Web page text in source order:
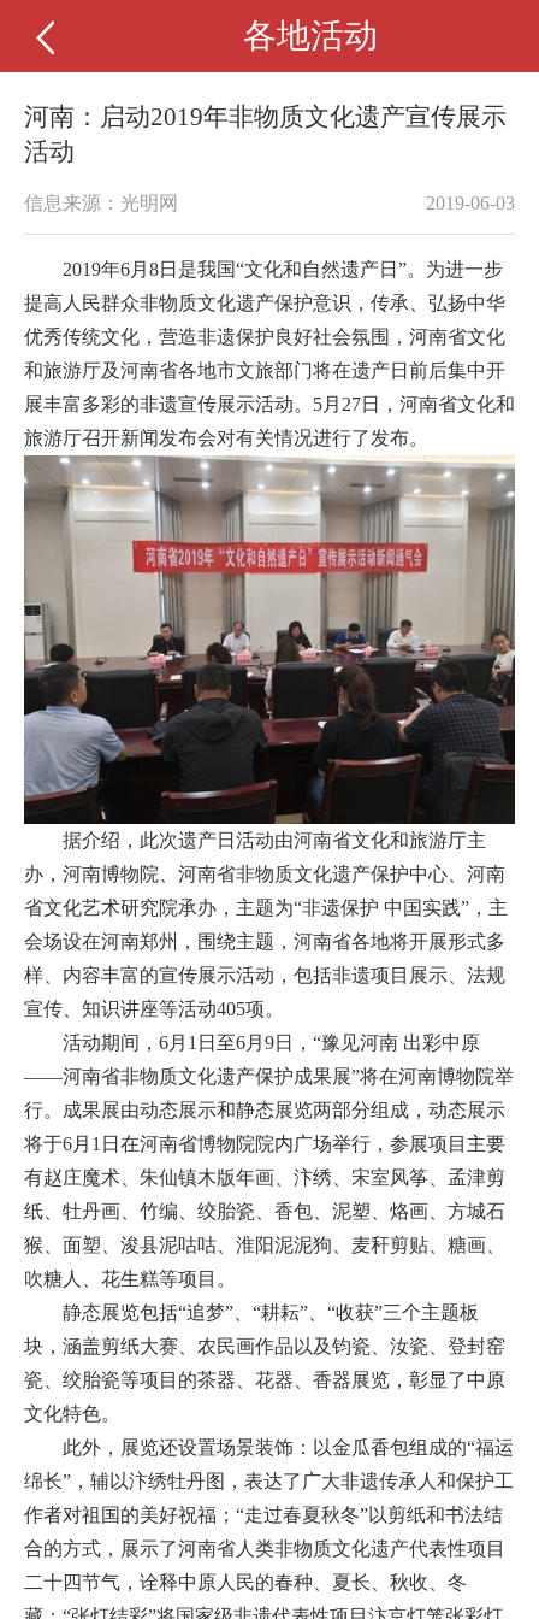
各地活动
河南：启动2019年非物质文化遗产宣传展示
活动
信息来源：光明网 2019-06-03
2019年6月8日是我国“文化和自然遗产日”。为进一步
提高人民群众非物质文化遗产保护意识，传承、弘扬中华
优秀传统文化，营造非遗保护良好社会氛围，河南省文化
和旅游厅及河南省各地市文旅部门将在遗产日前后集中开
展丰富多彩的非遗宣传展示活动。5月27日，河南省文化和
旅游厅召开新闻发布会对有关情况进行了发布。
据介绍，此次遗产日活动由河南省文化和旅游厅主
办，河南博物院、河南省非物质文化遗产保护中心、河南
省文化艺术研究院承办，主题为“非遗保护 中国实践”，主
会场设在河南郑州，围绕主题，河南省各地将开展形式多
样、内容丰富的宣传展示活动，包括非遗项目展示、法规
宣传、知识讲座等活动405项。
活动期间，6月1日至6月9日，“豫见河南 出彩中原
——河南省非物质文化遗产保护成果展”将在河南博物院举
行。成果展由动态展示和静态展览两部分组成，动态展示
将于6月1日在河南省博物院院内广场举行，参展项目主要
有赵庄魔术、朱仙镇木版年画、汴绣、宋室风筝、孟津剪
纸、牡丹画、竹编、绞胎瓷、香包、泥塑、烙画、方城石
猴、面塑、浚县泥咕咕、淮阳泥泥狗、麦秆剪贴、糖画、
吹糖人、花生糕等项目。
静态展览包括“追梦”、“耕耘”、“收获”三个主题板
块，涵盖剪纸大赛、农民画作品以及钧瓷、汝瓷、登封窑
瓷、绞胎瓷等项目的茶器、花器、香器展览，彰显了中原
文化特色。
此外，展览还设置场景装饰：以金瓜香包组成的“福运
绵长”，辅以汴绣牡丹图，表达了广大非遗传承人和保护工
作者对祖国的美好祝福；“走过春夏秋冬”以剪纸和书法结
合的方式，展示了河南省人类非物质文化遗产代表性项目
二十四节气，诠释中原人民的春种、夏长、秋收、冬